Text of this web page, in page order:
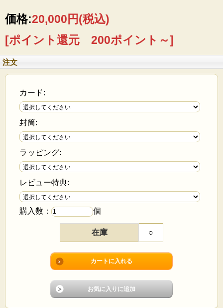
価格:20,000円(税込)
[ポイント還元 200ポイント～]
注文
カード:
封筒:
ラッピング:
レビュー特典:
購入数： 個
在庫 ○